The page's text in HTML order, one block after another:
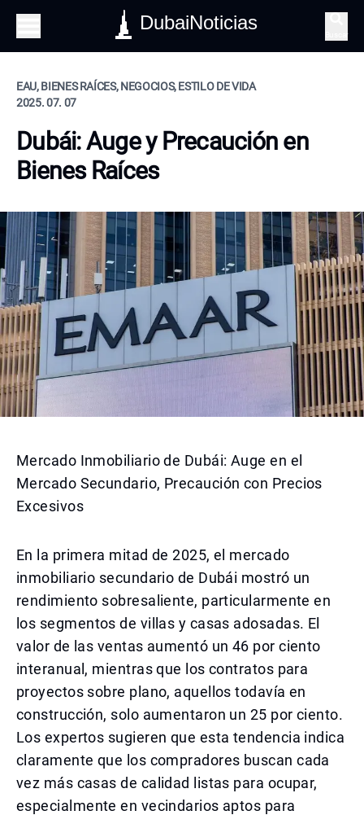
DubaiNoticias
EAU, BIENES RAÍCES, NEGOCIOS, ESTILO DE VIDA
2025. 07. 07
Dubái: Auge y Precaución en
Bienes Raíces
Mercado Inmobiliario de Dubái: Auge en el
Mercado Secundario, Precaución con Precios
Excesivos
En la primera mitad de 2025, el mercado
inmobiliario secundario de Dubái mostró un
rendimiento sobresaliente, particularmente en
los segmentos de villas y casas adosadas. El
valor de las ventas aumentó un 46 por ciento
interanual, mientras que los contratos para
proyectos sobre plano, aquellos todavía en
construcción, solo aumentaron un 25 por ciento.
Los expertos sugieren que esta tendencia indica
claramente que los compradores buscan cada
vez más casas de calidad listas para ocupar,
especialmente en vecindarios aptos para